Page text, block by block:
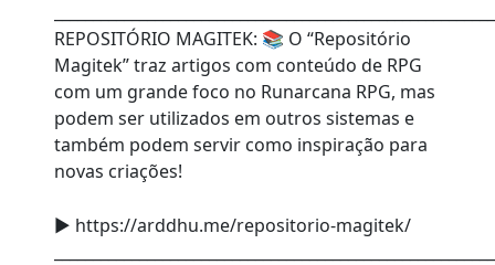
REPOSITÓRIO MAGITEK: 📚 O “Repositório
Magitek” traz artigos com conteúdo de RPG
com um grande foco no Runarcana RPG, mas
podem ser utilizados em outros sistemas e
também podem servir como inspiração para
novas criações!
► https://arddhu.me/repositorio-magitek/